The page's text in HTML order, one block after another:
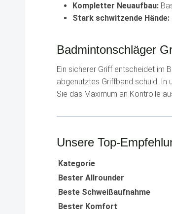
Kompletter Neuaufbau:
Stark schwitzende Hände:
Badmintonschläger
Ein sicherer Griff entscheidet im
abgenutztes Griffband schuld. In
Sie das Maximum an Kontrolle
Unsere Top-
Kategorie
Bester Allrounder
Beste Schweißaufnahme
Bester Komfort